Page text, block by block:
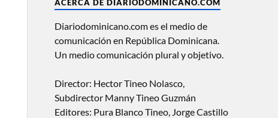
ACERCA DE DIARIODOMINICANO.COM
Diariodominicano.com es el medio de
comunicación en República Dominicana.
Un medio comunicación plural y objetivo.
Director: Hector Tineo Nolasco,
Subdirector Manny Tineo Guzmán
Editores: Pura Blanco Tineo, Jorge Castillo